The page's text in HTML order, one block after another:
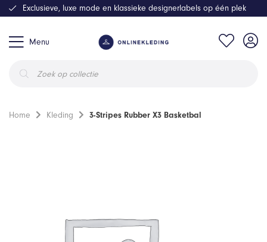
Menu
zoeken
Exclusieve, luxe mode en klassieke designerlabels op één plek
Home Kleding 3-Stripes Rubber X3 Basketbal